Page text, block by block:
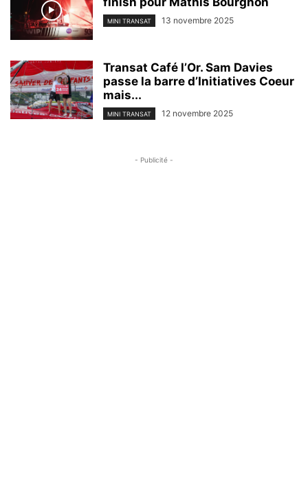
MINI TRANSAT 13 novembre 2025
Transat Café l’Or. Sam Davies
passe la barre d’Initiatives Coeur
mais...
MINI TRANSAT 12 novembre 2025
- Publicité -